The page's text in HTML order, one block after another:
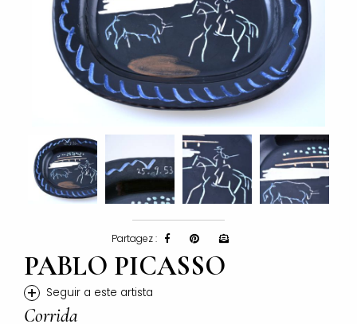
Partagez :
PABLO PICASSO
+ Seguir a este artista
Corrida